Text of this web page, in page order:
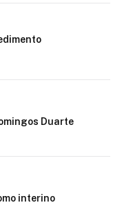
Duarte
interino